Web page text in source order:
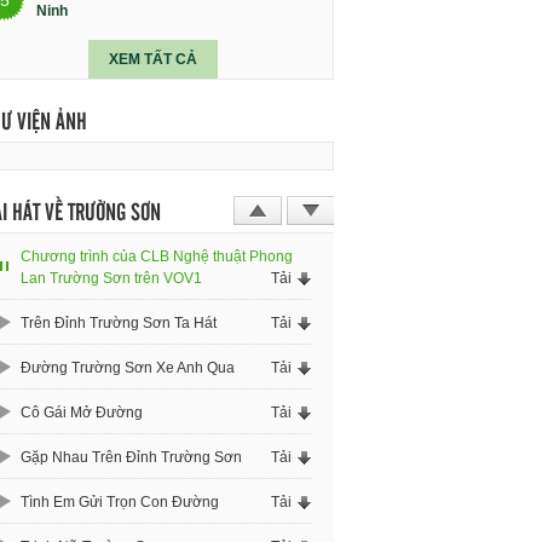
Ninh
XEM TẤT CẢ
VIỆN ẢNH
HÁT VỀ TRƯỜNG SƠN
Chương trình của CLB Nghệ thuật Phong
Lan Trường Sơn trên VOV1
Tải
Trên Đỉnh Trường Sơn Ta Hát Tải
Đường Trường Sơn Xe Anh Qua Tải
Cô Gái Mở Đường Tải
Gặp Nhau Trên Đỉnh Trường Sơn Tải
Tình Em Gửi Trọn Con Đường Tải